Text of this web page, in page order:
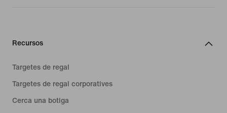
Recursos
Targetes de regal
Targetes de regal corporatives
Cerca una botiga